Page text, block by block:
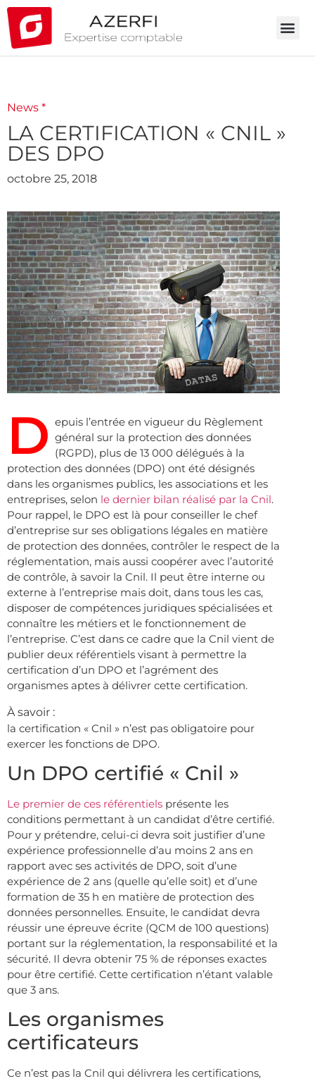
News *
LA CERTIFICATION « CNIL »
DES DPO
octobre 25, 2018
D epuis l’entrée en vigueur du Règlement
général sur la protection des données
(RGPD), plus de 13 000 délégués à la
protection des données (DPO) ont été désignés
dans les organismes publics, les associations et les
entreprises, selon le dernier bilan réalisé par la Cnil.
Pour rappel, le DPO est là pour conseiller le chef
d’entreprise sur ses obligations légales en matière
de protection des données, contrôler le respect de la
réglementation, mais aussi coopérer avec l’autorité
de contrôle, à savoir la Cnil. Il peut être interne ou
externe à l’entreprise mais doit, dans tous les cas,
disposer de compétences juridiques spécialisées et
connaître les métiers et le fonctionnement de
l’entreprise. C’est dans ce cadre que la Cnil vient de
publier deux référentiels visant à permettre la
certification d’un DPO et l’agrément des
organismes aptes à délivrer cette certification.
À savoir :
la certification « Cnil » n’est pas obligatoire pour
exercer les fonctions de DPO.
Un DPO certifié « Cnil »
Le premier de ces référentiels présente les
conditions permettant à un candidat d’être certifié.
Pour y prétendre, celui-ci devra soit justifier d’une
expérience professionnelle d’au moins 2 ans en
rapport avec ses activités de DPO, soit d’une
expérience de 2 ans (quelle qu’elle soit) et d’une
formation de 35 h en matière de protection des
données personnelles. Ensuite, le candidat devra
réussir une épreuve écrite (QCM de 100 questions)
portant sur la réglementation, la responsabilité et la
sécurité. Il devra obtenir 75 % de réponses exactes
pour être certifié. Cette certification n’étant valable
que 3 ans.
Les organismes
certificateurs
Ce n’est pas la Cnil qui délivrera les certifications,